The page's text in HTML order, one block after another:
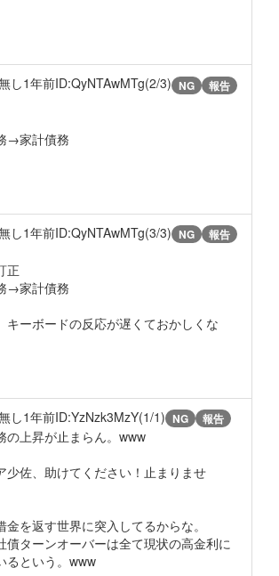
し1年前ID:QyNTAwMTg(2/3) NG 報告
→家計債務
し1年前ID:QyNTAwMTg(3/3) NG 報告
正
→家計債務
キーボードの反応が遅くておかしくな
し1年前ID:YzNzk3MzY(1/1) NG 報告
の上昇が止まらん。www
少佐、助けてください！止まりませ
金を返す世界に突入してるからな。
債ターンオーバーは全て現状の高金利に
るという。www